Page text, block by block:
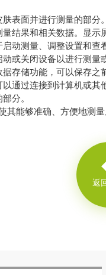
面并进行测量的部分
果和相关数据。显示
测量、调整设置和查
关闭设备以进行测量或
储功能，可以保存之
过连接到计算机或其
分。
够准确、方便地测量
返